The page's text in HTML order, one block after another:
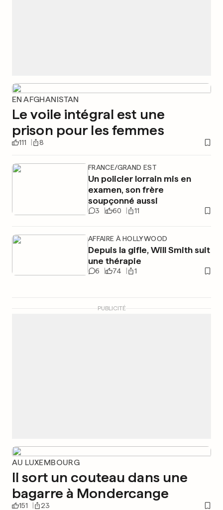
EN AFGHANISTAN
Le voile intégral est une
prison pour les femmes
111 8
FRANCE/GRAND EST
Un policier lorrain mis en
examen, son frère
soupçonné aussi
3 60 11
AFFAIRE À HOLLYWOOD
Depuis la gifle, Will Smith suit
une thérapie
6 74 1
PUBLICITÉ
AU LUXEMBOURG
Il sort un couteau dans une
bagarre à Mondercange
151 23